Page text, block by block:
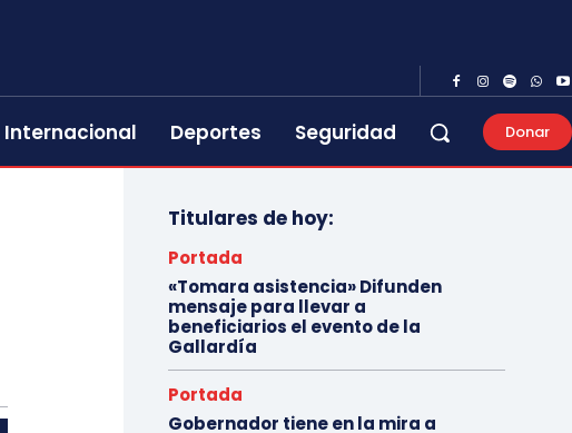
Internacional Deportes Seguridad Donar
Titulares de hoy:
Portada
«Tomara asistencia» Difunden
mensaje para llevar a
beneficiarios el evento de la
Gallardía
Portada
Gobernador tiene en la mira a